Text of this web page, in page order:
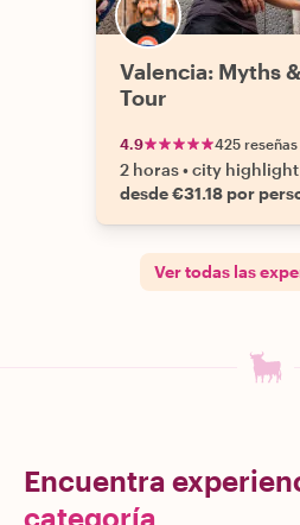
Valencia: Myths
Tour
4.9 425 reseñas
2 horas•city
desde €31.18 por
Ver todas las
Encuentra
categoría